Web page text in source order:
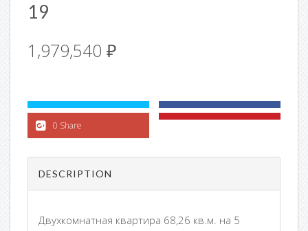
19
1,979,540 ₽
0 Share
DESCRIPTION
Двухкомнатная квартира 68,26 кв.м. на 5